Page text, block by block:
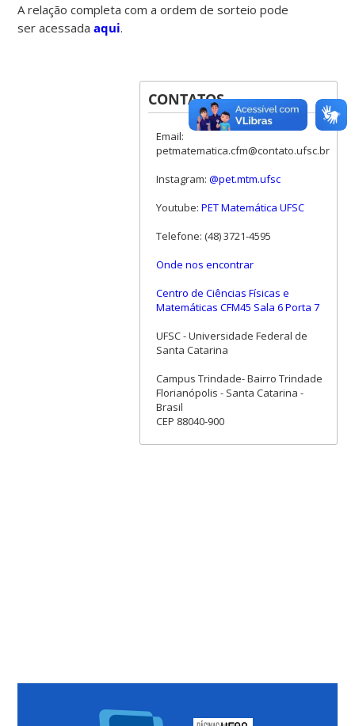
A relação completa com a ordem de sorteio pode
ser acessadaaqui.
CONTATOS
Email:
petmatematica.cfm@contato.ufsc.br
Instagram: @pet.mtm.ufsc
Youtube: PET Matemática UFSC
Telefone: (48) 3721-4595
Onde nos encontrar
Centro de Ciências Físicas e
Matemáticas CFM45 Sala 6 Porta 7
UFSC - Universidade Federal de
Santa Catarina
Campus Trindade- Bairro Trindade
Florianópolis - Santa Catarina -
Brasil
CEP 88040-900